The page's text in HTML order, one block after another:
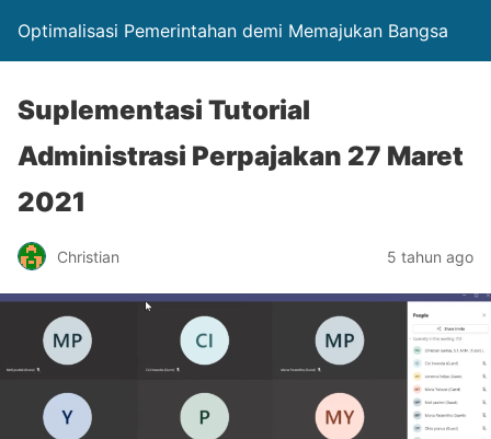
Optimalisasi Pemerintahan demi Memajukan Bangsa
Suplementasi Tutorial
Administrasi Perpajakan 27 Maret
2021
Christian 5 tahun ago